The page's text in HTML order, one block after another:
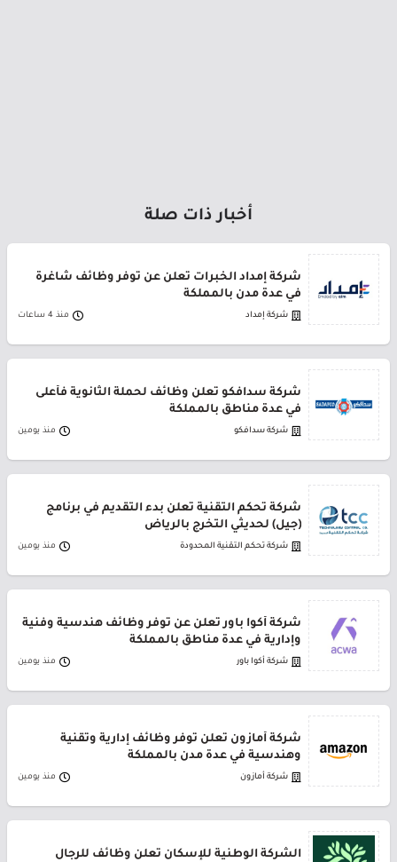
أخبار ذات صلة
شركة إمداد الخبرات تعلن عن توفر وظائف شاغرة
في عدة مدن بالمملكة
شركة إمداد منذ 4 ساعات
شركة سدافكو تعلن وظائف لحملة الثانوية فأعلى
في عدة مناطق بالمملكة
شركة سدافكو منذ يومين
شركة تحكم التقنية تعلن بدء التقديم في برنامج
(جيل) لحديثي التخرج بالرياض
شركة تحكم التقنية المحدودة منذ يومين
شركة أكوا باور تعلن عن توفر وظائف هندسية وفنية
وإدارية في عدة مناطق بالمملكة
شركة أكوا باور منذ يومين
شركة أمازون تعلن توفر وظائف إدارية وتقنية
وهندسية في عدة مدن بالمملكة
شركة أمازون منذ يومين
الشركة الوطنية للإسكان تعلن وظائف للرجال